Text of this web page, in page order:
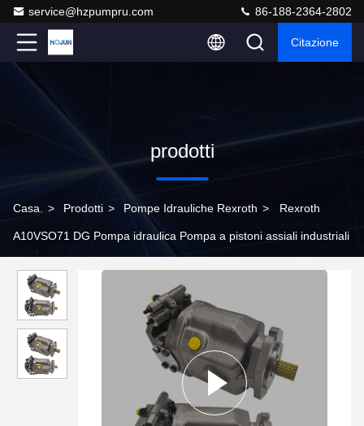
service@hzpumpru.com 86-188-2364-2802
Citazione
prodotti
Casa. > Prodotti > Pompe Idrauliche Rexroth > Rexroth
A10VSO71 DG Pompa idraulica Pompa a pistoni assiali industriali